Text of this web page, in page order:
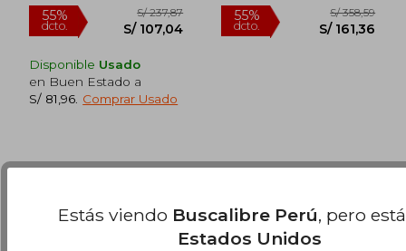
Disponible Usado
en Buen Estado a
S/ 81,96 Comprar Usado
Treatment (en Inglés)
Estás viendo Buscalibre Perú, pero
Estados Unidos